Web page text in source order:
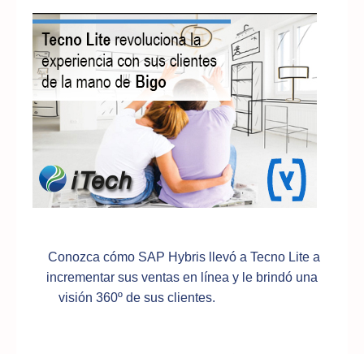
Conozca cómo SAP Hybris llevó a Tecno Lite a
incrementar sus ventas en línea y le brindó una
visión 360º de sus clientes.